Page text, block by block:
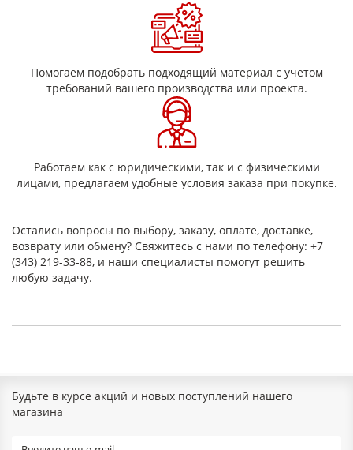
Помогаем подобрать подходящий материал с учетом
требований вашего производства или проекта.
Работаем как с юридическими, так и с физическими
лицами, предлагаем удобные условия заказа при покупке.
Остались вопросы по выбору, заказу, оплате, доставке,
возврату или обмену? Свяжитесь с нами по телефону: +7
(343) 219-33-88, и наши специалисты помогут решить
любую задачу.
Будьте в курсе акций и новых поступлений нашего
магазина